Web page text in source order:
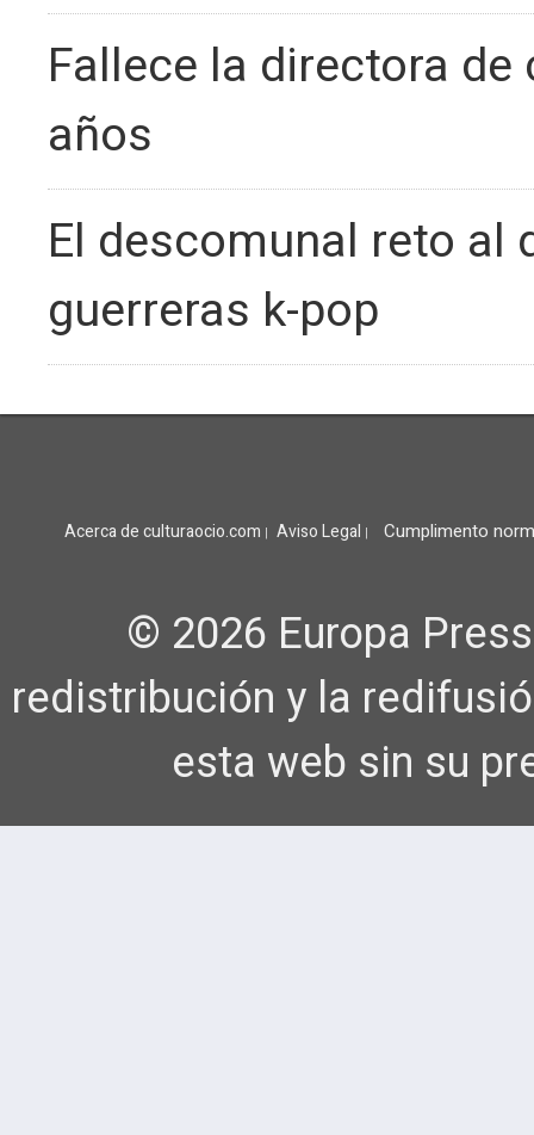
Fallece la directora
años
El descomunal reto al
guerreras k-pop
Acerca de culturaocio.com | Aviso Legal | Cumplimento
© 2026 Europa
redistribución y la
esta web sin su